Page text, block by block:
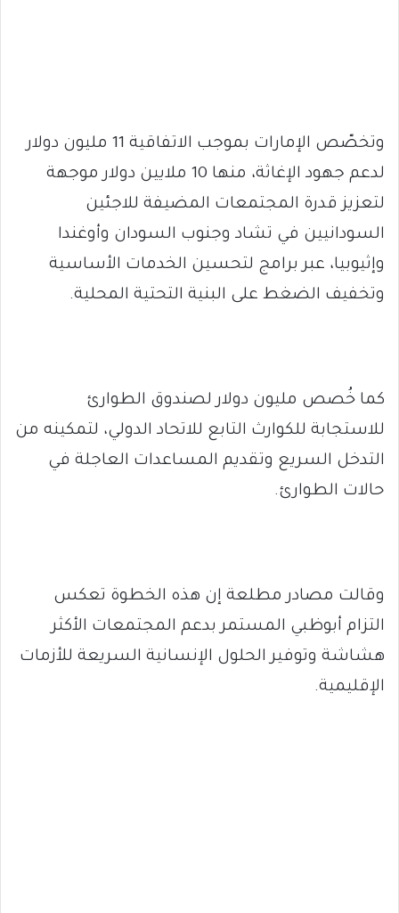
وتخصّص الإمارات بموجب الاتفاقية 11 مليون دولار
لدعم جهود الإغاثة، منها 10 ملايين دولار موجهة
لتعزيز قدرة المجتمعات المضيفة للاجئين
السودانيين في تشاد وجنوب السودان وأوغندا
وإثيوبيا، عبر برامج لتحسين الخدمات الأساسية
وتخفيف الضغط على البنية التحتية المحلية.
كما خُصص مليون دولار لصندوق الطوارئ
للاستجابة للكوارث التابع للاتحاد الدولي، لتمكينه من
التدخل السريع وتقديم المساعدات العاجلة في
حالات الطوارئ.
وقالت مصادر مطلعة إن هذه الخطوة تعكس
التزام أبوظبي المستمر بدعم المجتمعات الأكثر
هشاشة وتوفير الحلول الإنسانية السريعة للأزمات
الإقليمية.